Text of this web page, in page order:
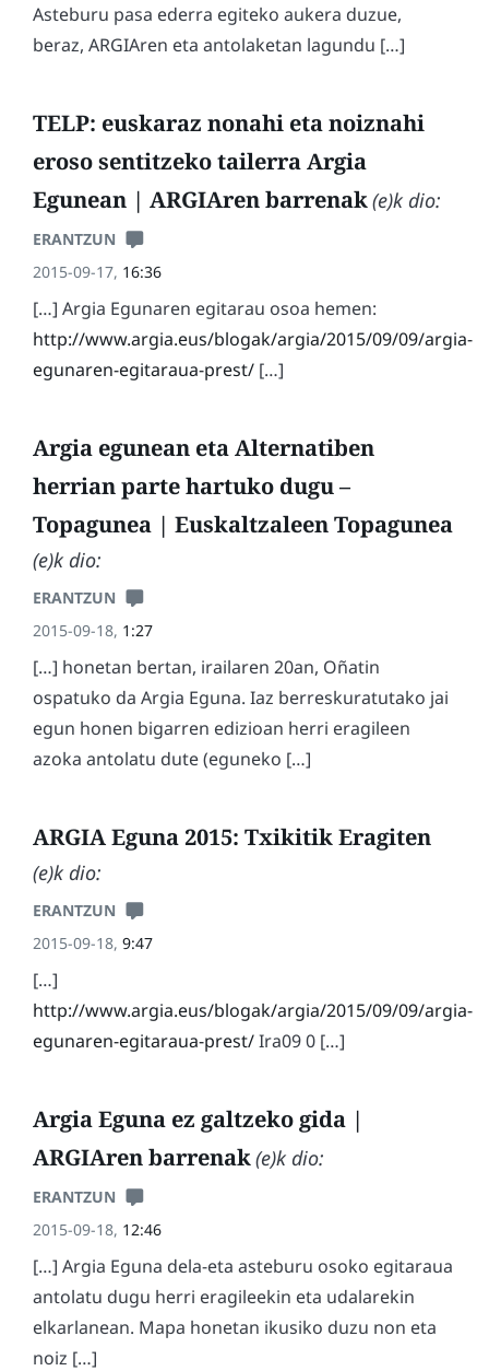
Asteburu pasa ederra egiteko aukera duzue,
beraz, ARGIAren eta antolaketan lagundu […]
TELP: euskaraz nonahi eta noiznahi
eroso sentitzeko tailerra Argia
Egunean | ARGIAren barrenak(e)k dio:
ERANTZUN
2015-09-17, 16:36
[…] Argia Egunaren egitarau osoa hemen:
http://www.argia.eus/blogak/argia/2015/09/09/argia-
egunaren-egitaraua-prest/ […]
Argia egunean eta Alternatiben
herrian parte hartuko dugu –
Topagunea | Euskaltzaleen Topagunea
(e)k dio:
ERANTZUN
2015-09-18, 1:27
[…] honetan bertan, irailaren 20an, Oñatin
ospatuko da Argia Eguna. Iaz berreskuratutako jai
egun honen bigarren edizioan herri eragileen
azoka antolatu dute (eguneko […]
ARGIA Eguna 2015: Txikitik Eragiten
(e)k dio:
ERANTZUN
2015-09-18, 9:47
[…]
http://www.argia.eus/blogak/argia/2015/09/09/argia-
egunaren-egitaraua-prest/Ira09 0 […]
Argia Eguna ez galtzeko gida |
ARGIAren barrenak(e)k dio:
ERANTZUN
2015-09-18, 12:46
[…] Argia Eguna dela-eta asteburu osoko egitaraua
antolatu dugu herri eragileekin eta udalarekin
elkarlanean. Mapa honetan ikusiko duzu non eta
noiz […]